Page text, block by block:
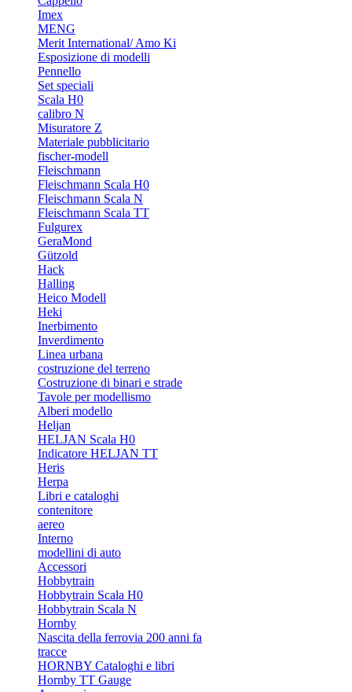
Imex
MENG
Merit International/ Amo Ki
Esposizione di modelli
Pennello
Set speciali
Scala H0
calibro N
Misuratore Z
Materiale pubblicitario
fischer-modell
Fleischmann
Fleischmann Scala H0
Fleischmann Scala N
Fleischmann Scala TT
Fulgurex
GeraMond
Gützold
Hack
Halling
Heico Modell
Heki
Inerbimento
Inverdimento
Linea urbana
costruzione del terreno
Costruzione di binari e strade
Tavole per modellismo
Alberi modello
Heljan
HELJAN Scala H0
Indicatore HELJAN TT
Heris
Herpa
Libri e cataloghi
contenitore
aereo
Interno
modellini di auto
Accessori
Hobbytrain
Hobbytrain Scala H0
Hobbytrain Scala N
Hornby
Nascita della ferrovia 200 anni fa
tracce
HORNBY Cataloghi e libri
Hornby TT Gauge